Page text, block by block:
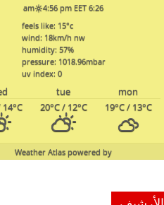
6:26 am
4:56 pm EET
feels like: 15°c
wind: 18km/h nw
humidity: 57%
pressure: 1018.96mbar
uv index: 0
mon
tue
19°C/ 13°C
20°C/ 12°C
°C
powered by
Weather Atlas